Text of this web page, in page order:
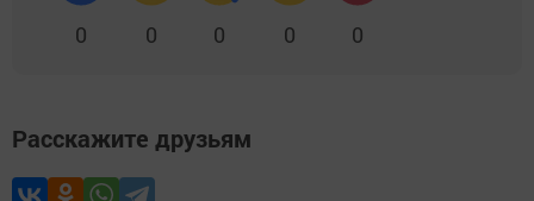
0 0 0 0 0
Расскажите друзьям